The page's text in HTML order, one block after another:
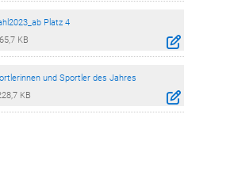
Platz 4
65,7 KB
und Sportler des Jahres
KB